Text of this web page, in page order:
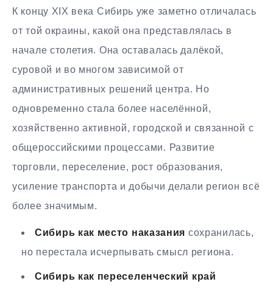
К концу XIX века Сибирь уже заметно отличалась
от той окраины, какой она представлялась в
начале столетия. Она оставалась далёкой,
суровой и во многом зависимой от
административных решений центра. Но
одновременно стала более населённой,
хозяйственно активной, городской и связанной с
общероссийскими процессами. Развитие
торговли, переселение, рост образования,
усиление транспорта и добычи делали регион всё
более значимым.
Сибирь как место наказания сохранилась,
но перестала исчерпывать смысл региона.
Сибирь как переселенческий край